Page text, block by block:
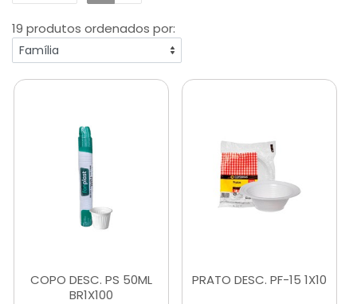
19 produtos ordenados por:
COPO DESC. PS 50ML
BR1X100
PRATO DESC. PF-15 1X10